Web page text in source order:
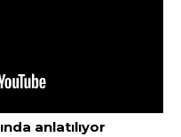
anlatılıyor